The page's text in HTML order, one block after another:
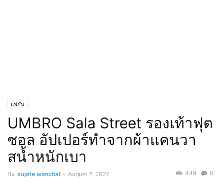
แฟชั่น
UMBRO Sala Street รองเท้าฟุต
ซอล อัปเปอร์ทำจากผ้าแคนวา
สน้ำหนักเบา
By sujate wanchat - August 2, 2022 0
449